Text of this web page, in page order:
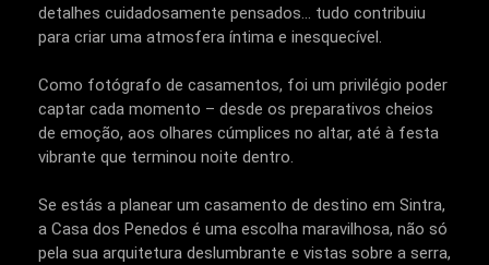
detalhes cuidadosamente pensados... tudo contribuiu
para criar uma atmosfera íntima e inesquecível.
Como fotógrafo de casamentos, foi um privilégio poder
captar cada momento – desde os preparativos cheios
de emoção, aos olhares cúmplices no altar, até à festa
vibrante que terminou noite dentro.
Se estás a planear um casamento de destino em Sintra,
a Casa dos Penedos é uma escolha maravilhosa, não só
pela sua arquitetura deslumbrante e vistas sobre a serra,